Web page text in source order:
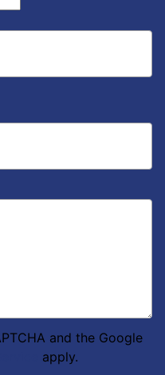
and the Google
apply.